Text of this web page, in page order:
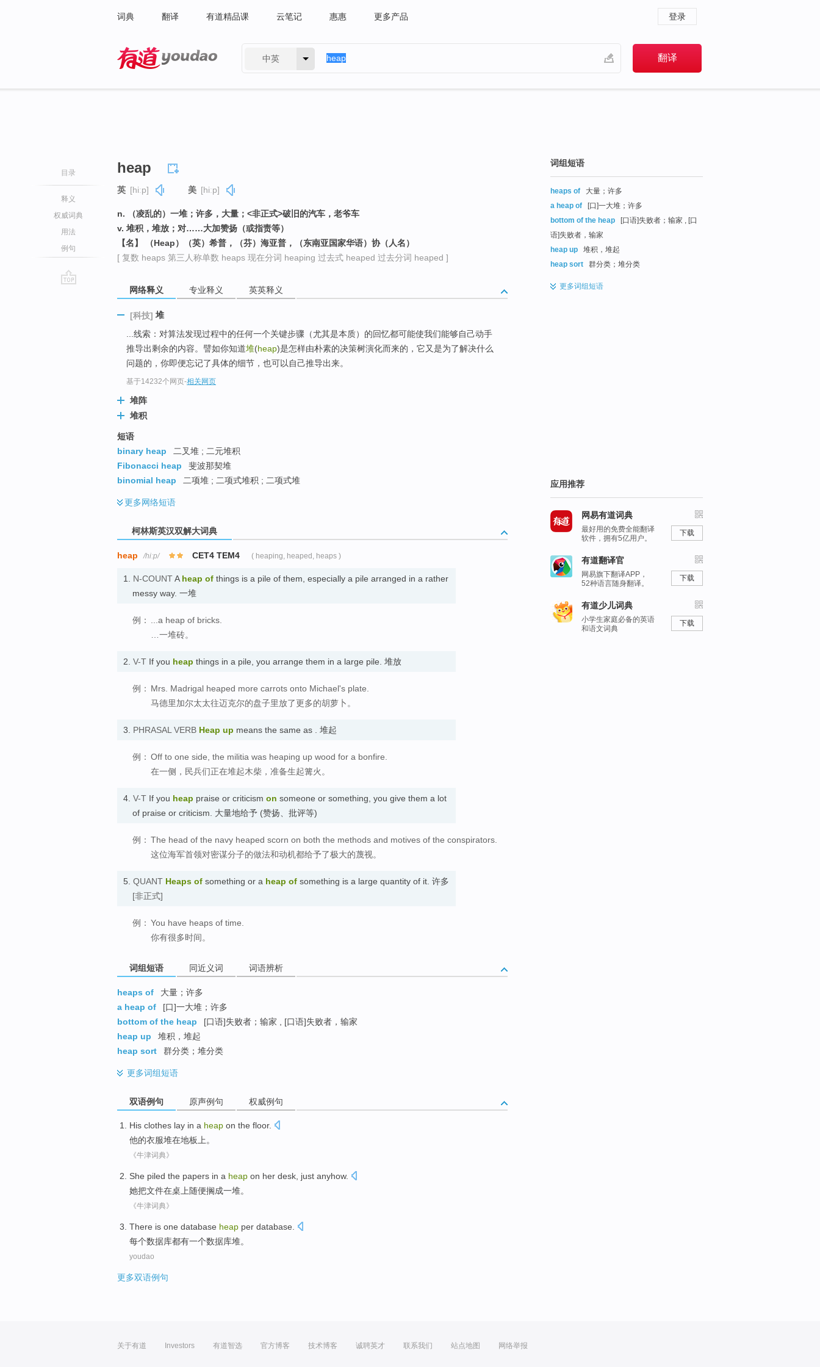
词典 翻译 有道精品课 云笔记 惠惠 更多产品 登录
中英
目录
释义
权威词典
用法
例句
heap
英 [hiːp] 美 [hiːp]
n. （凌乱的）一堆；许多，大量；<非正式>破旧的汽车，老爷车
v. 堆积，堆放；对……大加赞扬（或指责等）
【名】 （Heap）（英）希普，（芬）海亚普，（东南亚国家华语）协（人名）
[ 复数 heaps 第三人称单数 heaps 现在分词 heaping 过去式 heaped 过去分词 heaped ]
网络释义 专业释义 英英释义
[科技] 堆
...线索：对算法发现过程中的任何一个关键步骤（尤其是本质）的回忆都可能使我们能够自己动手
推导出剩余的内容。譬如你知道堆(heap)是怎样由朴素的决策树演化而来的，它又是为了解决什么
问题的，你即便忘记了具体的细节，也可以自己推导出来。
基于14232个网页-相关网页
堆阵
堆积
短语
binary heap
二叉堆 ; 二元堆积
Fibonacci heap
斐波那契堆
binomial heap
二项堆 ; 二项式堆积 ; 二项式堆
更多网络短语
柯林斯英汉双解大词典
heap /hiːp/ CET4 TEM4 ( heaping, heaped, heaps )
1. N-COUNTA heap of things is a pile of them, especially a pile arranged in a rather
messy way. 一堆
例：
...a heap of bricks.
…一堆砖。
2. V-T If you heap things in a pile, you arrange them in a large pile. 堆放
例： Mrs. Madrigal heaped more carrots onto Michael's plate.
马德里加尔太太往迈克尔的盘子里放了更多的胡萝卜。
3. PHRASAL VERB Heap up means the same as . 堆起
例： Off to one side, the militia was heaping up wood for a bonfire.
在一侧，民兵们正在堆起木柴，准备生起篝火。
4. V-T If you heap praise or criticism on someone or something, you give them a lot
of praise or criticism. 大量地给予 (赞扬、批评等)
例： The head of the navy heaped scorn on both the methods and motives of the conspirators.
这位海军首领对密谋分子的做法和动机都给予了极大的蔑视。
5. QUANT Heaps of something or a heap of something is a large quantity of it. 许多
[非正式]
例： You have heaps of time.
你有很多时间。
词组短语 同近义词 词语辨析
heaps of
大量；许多
a heap of
[口]一大堆；许多
bottom of the heap
[口语]失败者；输家 , [口语]失败者，输家
heap up
堆积，堆起
heap sort
群分类；堆分类
更多词组短语
双语例句 原声例句 权威例句
His clothes lay in a heap on the floor.
他的衣服堆在地板上。
《牛津词典》
She piled the papers in a heap on her desk, just anyhow.
她把文件在桌上随便搁成一堆。
《牛津词典》
There is one database heap per database.
每个数据库都有一个数据库堆。
youdao
更多双语例句
词组短语
heaps of
大量；许多
a heap of
[口]一大堆；许多
bottom of the heap
[口语]失败者；输家 , [口
语]失败者，输家
heap up
堆积，堆起
heap sort
群分类；堆分类
更多词组短语
应用推荐
关于有道 Investors 有道智选 官方博客 技术博客 诚聘英才 联系我们 站点地图 网络举报